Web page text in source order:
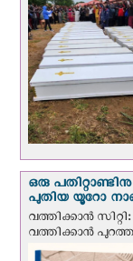
ഒരു
പുതിയ യൂറോ
വത്തിക്കാന്‍
വത്തിക്കാൻ